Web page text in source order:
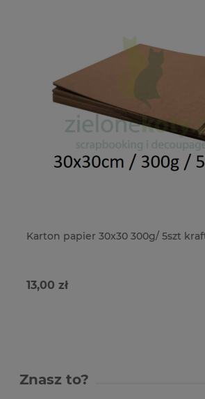
Karton papier 30x30 300g/ 5szt
13,00 zł
Znasz to?